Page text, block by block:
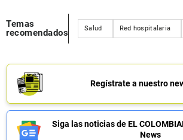
Temas
recomendados
Salud Red hospitalaria
Regístrate a nuestro
Siga las noticias de EL
News